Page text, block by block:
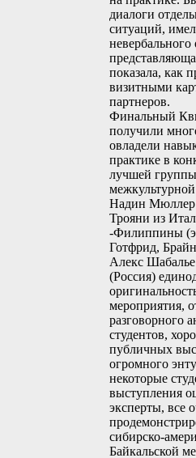
диалоги
ситуаций,
показала, как
визитными
партнеров.
Финальный
получили
овладели
практике в
лучшей
Надин Мюллер
Трояни из
-Филиппины
Готфрид,
Алекс
(Россия)
мероприятия,
разговорного
студентов,
публичных
огромного
некоторые
выступления
эксперты, все
сибирско-
Байкальской